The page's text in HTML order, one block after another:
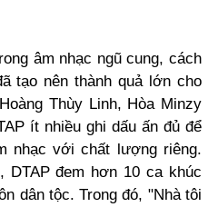
âm nhạc ngũ cung, cách
tạo nên thành quả lớn cho
Thùy Linh, Hòa Minzy
ít nhiều ghi dấu ấn đủ để
nhạc với chất lượng riêng.
DTAP đem hơn 10 ca khúc
dân tộc. Trong đó, "Nhà tôi